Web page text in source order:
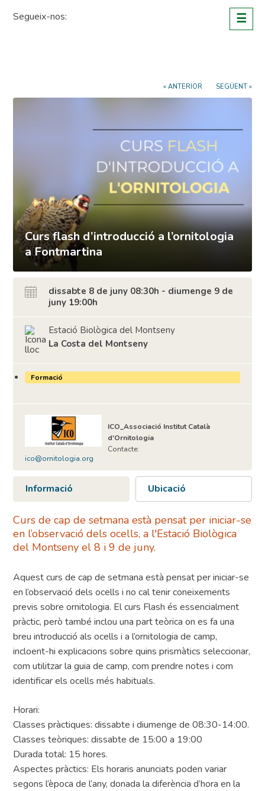
Segueix-nos: ☰
« ANTERIOR SEGÜENT »
Curs flash d’introducció a l’ornitologia
a Fontmartina
dissabte 8 de juny 08:30h - diumenge 9 de
juny 19:00h
Estació Biològica del Montseny
La Costa del Montseny
Formació
ICO_Associació Institut Català
d'Ornitologia
Contacte:
ico@ornitologia.org
Informació Ubicació
Curs de cap de setmana està pensat per iniciar-se
en l’observació dels ocells, a l'Estació Biològica
del Montseny el 8 i 9 de juny.
Aquest curs de cap de setmana està pensat per iniciar-se
en l’observació dels ocells i no cal tenir coneixements
previs sobre ornitologia. El curs Flash és essencialment
pràctic, però també inclou una part teòrica on es fa una
breu introducció als ocells i a l’ornitologia de camp,
incloent-hi explicacions sobre quins prismàtics seleccionar,
com utilitzar la guia de camp, com prendre notes i com
identificar els ocells més habituals.
Horari:
Classes pràctiques: dissabte i diumenge de 08:30-14:00.
Classes teòriques: dissabte de 15:00 a 19:00
Durada total: 15 hores.
Aspectes pràctics: Els horaris anunciats poden variar
segons l’època de l’any, donada la diferència d’hora en la